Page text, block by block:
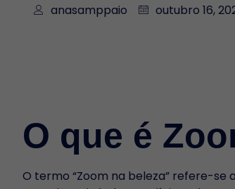
anasamppaio outubro 16,
O que é
O termo “Zoom na beleza” refere-se